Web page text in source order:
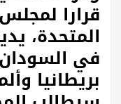
قرارا لمجلس
المتحدة،
في
بريطانيا